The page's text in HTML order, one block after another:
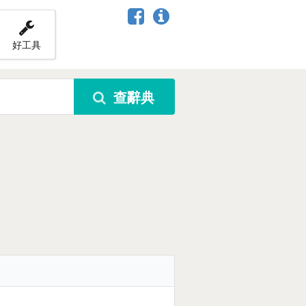
好工具
查辭典